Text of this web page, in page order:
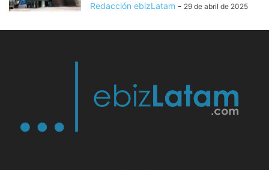
Redacción ebizLatam - 29 de abril de 2025